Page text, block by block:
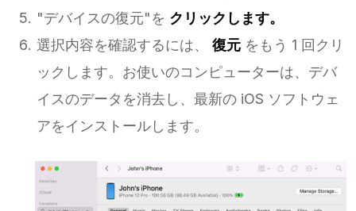
"デバイスの復元"を クリックします。
選択内容を確認するには、 復元 をもう 1 回クリ
ックします。お使いのコンピューターは、デバ
イスのデータを消去し、最新の iOS ソフトウェ
アをインストールします。